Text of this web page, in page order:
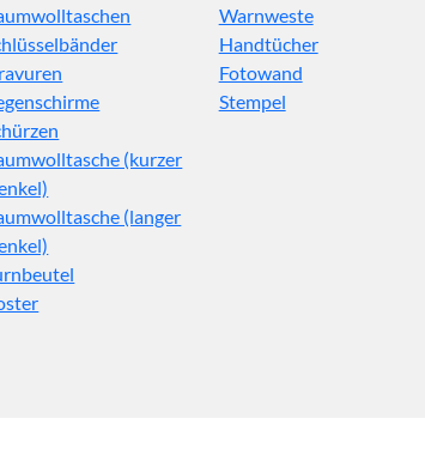
Warnweste
Handtücher
Fotowand
Stempel
(kurzer
(langer